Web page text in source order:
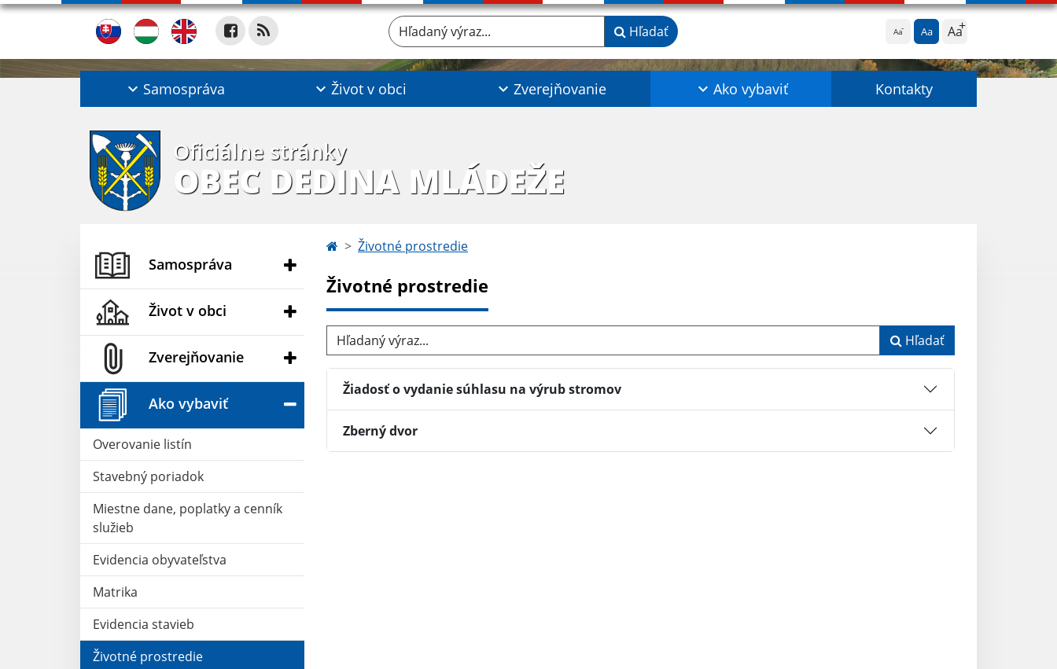
Aa Aa Aa
Hľadaný výraz... Hľadať
Samospráva Život v obci Zverejňovanie Ako vybaviť Kontakty
Oficiálne stránky
OBEC DEDINA MLÁDEŽE
Samospráva
Život v obci
Zverejňovanie
Ako vybaviť
Overovanie listín
Stavebný poriadok
Miestne dane, poplatky a cenník
služieb
Evidencia obyvateľstva
Matrika
Evidencia stavieb
Životné prostredie
Životné prostredie
Životné prostredie
Hľadaný výraz... Hľadať
Žiadosť o vydanie súhlasu na výrub stromov
Zberný dvor